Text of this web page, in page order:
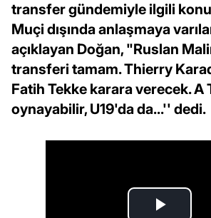
transfer gündemiyle ilgili
Muçi dışında anlaşmaya
açıklayan Doğan, "Ruslan
transferi tamam. Thierry
Fatih Tekke karara verecek. A
oynayabilir, U19'da da...'' dedi.